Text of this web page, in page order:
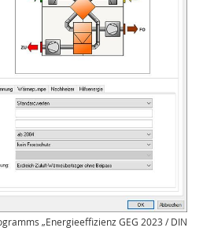
„Energieeffizienz GEG 2023 / DIN